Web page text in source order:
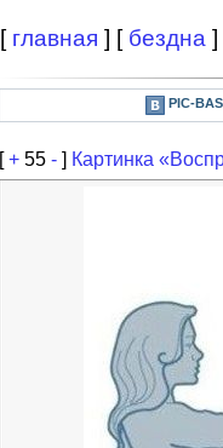
[ главная ] [ бездна ]
PIC-
[+ 55 - ] Картинка